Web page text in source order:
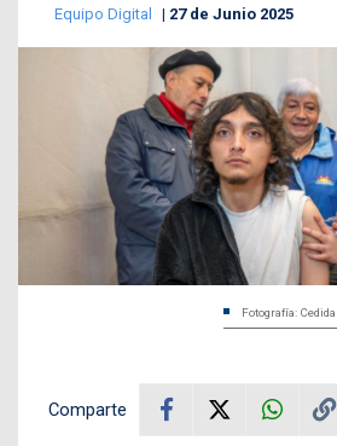
Equipo Digital 27 de Junio 2025
Fotografía:
Comparte